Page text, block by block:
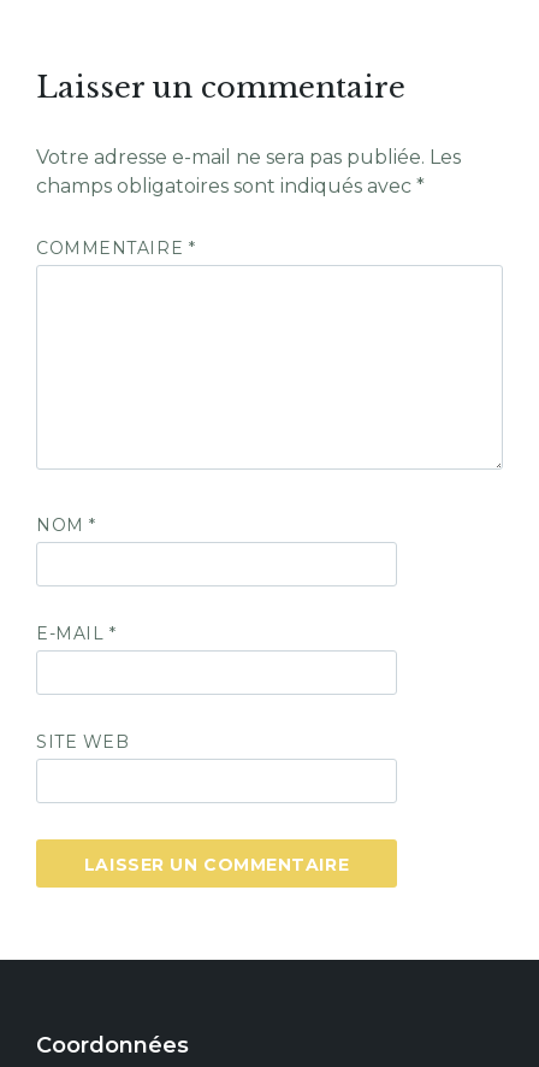
Laisser un commentaire
Votre adresse e-mail ne sera pas publiée. Les
champs obligatoires sont indiqués avec *
COMMENTAIRE *
NOM*
E-MAIL *
SITE WEB
Coordonnées